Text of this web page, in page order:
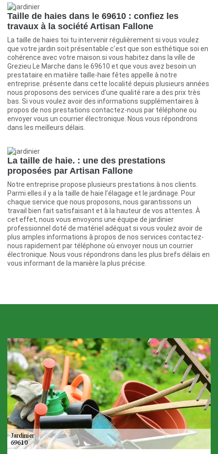
Taille de haies dans le 69610 : confiez les
travaux à la société Artisan Fallone
La taille de haies toi tu intervenir régulièrement si vous voulez
que votre jardin soit présentable c’est que son esthétique soi en
cohérence avec votre maison.si vous habitez dans la ville de
Grezieu Le Marche dans le 69610 et que vous avez besoin un
prestataire en matière taille-haie fêtes appelle à notre
entreprise. présente dans cette localité depuis plusieurs années
nous proposons des services d’une qualité rare a des prix très
bas. Si vous voulez avoir des informations supplémentaires à
propos de nos prestations contactez-nous par téléphone ou
envoyer vous un courrier électronique. Nous vous répondrons
dans les meilleurs délais.
La taille de haie. : une des prestations
proposées par Artisan Fallone
Notre entreprise propose plusieurs prestations à nos clients.
Parmi elles il y a la taille de haie l’élagage et le jardinage. Pour
chaque service que nous proposons, nous garantissons un
travail bien fait satisfaisant et à la hauteur de vos attentes. À
cet effet, nous vous envoyons une équipe de jardinier
professionnel doté de matériel adéquat.si vous voulez avoir de
plus amples informations à propos de nos services contactez-
nous rapidement par téléphone où envoyer nous un courrier
électronique. Nous vous répondrons dans les plus brefs délais en
vous informant de la manière la plus précise.